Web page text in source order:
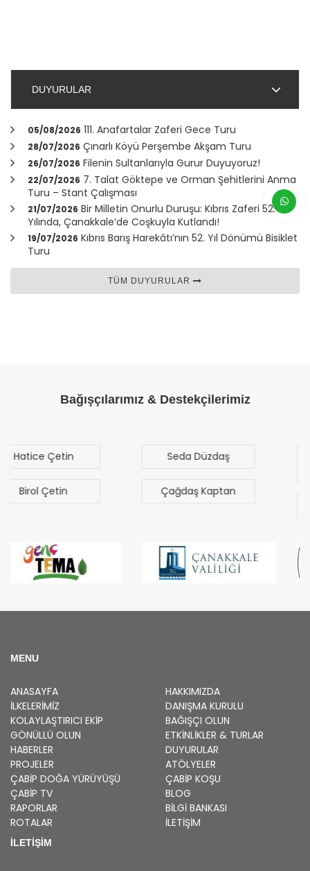
DUYURULAR
05/08/2026 111. Anafartalar Zaferi Gece Turu
28/07/2026 Çınarlı Köyü Perşembe Akşam Turu
26/07/2026 Filenin Sultanlarıyla Gurur Duyuyoruz!
22/07/2026 7. Talat Göktepe ve Orman Şehitlerini Anma
Turu – Stant Çalışması
21/07/2026 Bir Milletin Onurlu Duruşu: Kıbrıs Zaferi 52.
Yılında, Çanakkale’de Coşkuyla Kutlandı!
19/07/2026 Kıbrıs Barış Harekâtı’nın 52. Yıl Dönümü Bisiklet
Turu
TÜM DUYURULAR
Bağışçılarımız & Destekçilerimiz
Seda Düzdaş
Çağdaş Kaptan
Mehmet Mert
Sezgen
Bilal Türk
MENU
ANASAYFA
HAKKIMIZDA
İLKELERIMIZ
DANIŞMA KURULU
KOLAYLAŞTIRICI EKIP
BAĞIŞÇI OLUN
GÖNÜLLÜ OLUN
ETKINLIKLER & TURLAR
HABERLER
DUYURULAR
PROJELER
ATÖLYELER
ÇABİP DOĞA YÜRÜYÜŞÜ ÇABİP KOŞU
ÇABİP TV
BLOG
RAPORLAR
BILGI BANKASI
ROTALAR
İLETİŞİM
İLETİŞİM